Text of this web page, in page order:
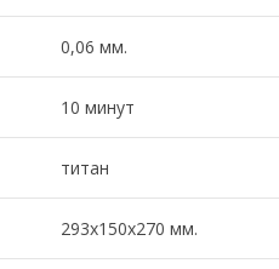
0,06 мм.
10 минут
титан
293x150x270 мм.